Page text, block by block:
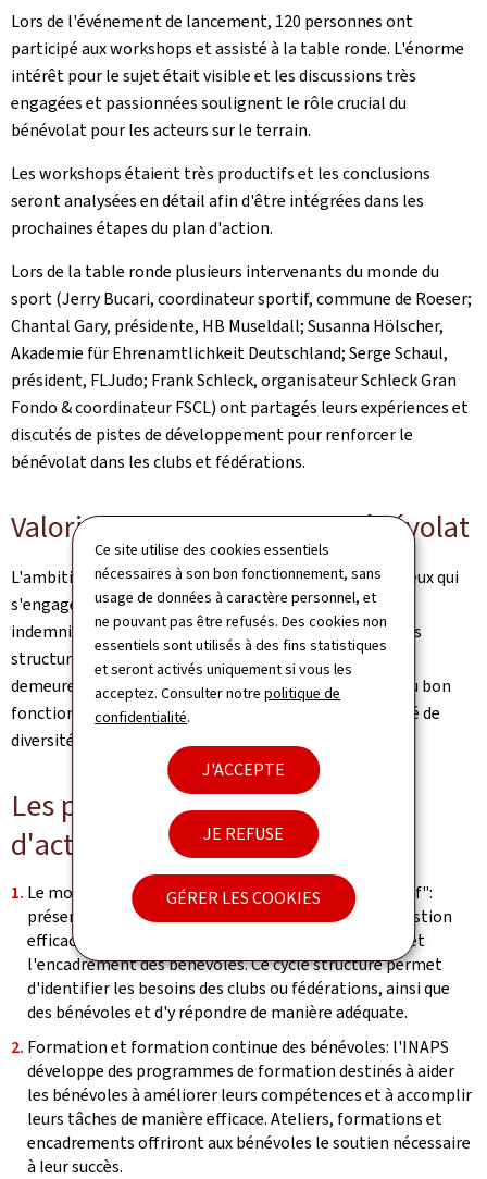
Ce site utilise des cookies essentiels
nécessaires à son bon fonctionnement, sans
usage de données à caractère personnel, et
ne pouvant pas être refusés. Des cookies non
essentiels sont utilisés à des fins statistiques
et seront activés uniquement si vous les
acceptez. Consulter notrepolitique de
confidentialité.
J'ACCEPTE
JE REFUSE
GÉRER LES COOKIES
Lors de l'événement de lancement, 120 personnes ont
participé aux workshops et assisté à la table ronde. L'énorme
intérêt pour le sujet était visible et les discussions très
engagées et passionnées soulignent le rôle crucial du
bénévolat pour les acteurs sur le terrain.
Les workshops étaient très productifs et les conclusions
seront analysées en détail afin d'être intégrées dans les
prochaines étapes du plan d'action.
Lors de la table ronde plusieurs intervenants du monde du
sport (Jerry Bucari, coordinateur sportif, commune de Roeser;
Chantal Gary, présidente, HB Museldall;Susanna Hölscher,
Akademie für Ehrenamtlichkeit Deutschland; Serge Schaul,
président, FLJudo; Frank Schleck, organisateur Schleck Gran
Fondo & coordinateur FSCL) ont partagés leurs expériences et
discutés de pistes de développement pour renforcer le
bénévolat dans les clubs et fédérations.
Valorisation et soutien du bénévolat
L'ambition de l'INAPS est de promouvoir et soutenir ceux qui
s'engagent dans le sport, qu'ils soient professionnels,
indemnisés ou bénévoles. Si la professionnalisation des
structures sportives reste un objectif clé, le bénévolat
demeure la pierre angulaire du succès, indispensable au bon
fonctionnement du sport et enrichissant notre société de
diversité et de solidarité.
Les premières mesures du plan
d'action
Le modèle du cycle du bénévolat "Benevolatskreeslaf":
présenté lors du lancement, il s'agit d'un cycle de gestion
efficace pour faciliter le recrutement, la formation et
l'encadrement des bénévoles. Ce cycle structuré permet
d'identifier les besoins des clubs ou fédérations, ainsi que
des bénévoles et d'y répondre de manière adéquate.
Formation et formation continue des bénévoles: l'INAPS
développe des programmes de formation destinés à aider
les bénévoles à améliorer leurs compétences et à accomplir
leurs tâches de manière efficace. Ateliers, formations et
encadrements offriront aux bénévoles le soutien nécessaire
à leur succès.